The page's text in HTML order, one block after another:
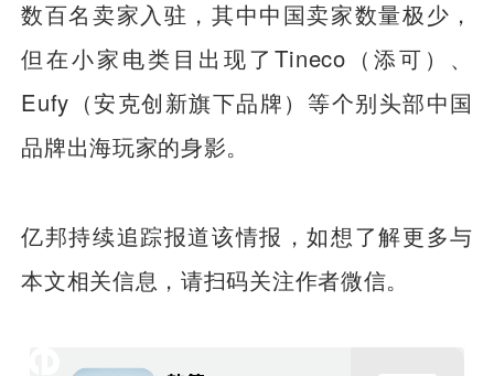
数百名卖家入驻，其中中国卖家数量极少，
但在小家电类目出现了Tineco（添可）、
Eufy（安克创新旗下品牌）等个别头部中国
品牌出海玩家的身影。
亿邦持续追踪报道该情报，如想了解更多与
本文相关信息，请扫码关注作者微信。